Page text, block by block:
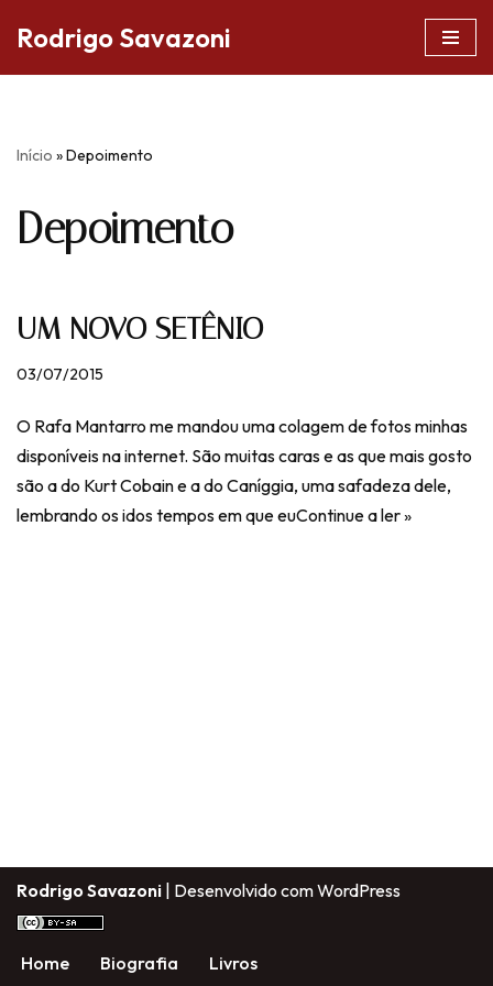
conteúdo
Rodrigo Savazoni
Início »Depoimento
Depoimento
UM NOVO SETÊNIO
03/07/2015
O Rafa Mantarro me mandou uma colagem de fotos minhas
disponíveis na internet. São muitas caras e as que mais gosto
são a do Kurt Cobain e a do Caníggia, uma safadeza dele,
lembrando os idos tempos em que euContinue a ler »
Rodrigo Savazoni | Desenvolvido comWordPress
Home Biografia Livros